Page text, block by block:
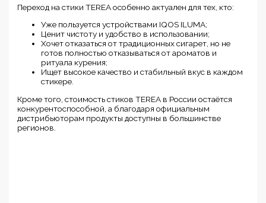
Переход на стики TEREA особенно актуален для тех, кто:
Уже пользуется устройствами IQOS ILUMA;
Ценит чистоту и удобство в использовании;
Хочет отказаться от традиционных сигарет, но не
готов полностью отказываться от ароматов и
ритуала курения;
Ищет высокое качество и стабильный вкус в каждом
стикере.
Кроме того, стоимость стиков TEREA в России остаётся
конкурентоспособной, а благодаря официальным
дистрибьюторам продукты доступны в большинстве
регионов.